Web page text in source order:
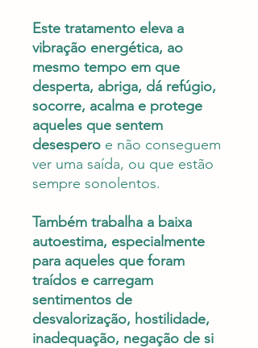
Este tratamento eleva a
vibração energética, ao
mesmo tempo em que
desperta, abriga, dá refúgio,
socorre, acalma e protege
aqueles que sentem
desespero e não conseguem
ver uma saída, ou que estão
sempre sonolentos.
Também trabalha a baixa
autoestima, especialmente
para aqueles que foram
traídos e carregam
sentimentos de
desvalorização, hostilidade,
inadequação, negação de si